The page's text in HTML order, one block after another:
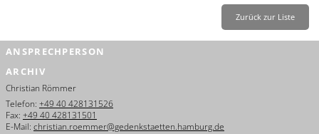
Français
Leichte Sprache
Zurück zur Liste
ANSPRECHPERSON
ARCHIV
Christian Römmer
Telefon: +49 40 428131526
Fax: +49 40 428131501
E-Mail: christian.roemmer@gedenkstaetten.hamburg.de